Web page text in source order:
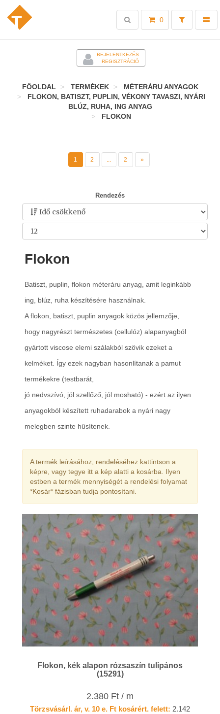
Toggle
0
Toggle
search
BEJELENTKEZÉS
REGISZTRÁCIÓ
FŐOLDAL TERMÉKEK
MÉTERÁRU ANYAGOK
FLOKON, BATISZT, PUPLIN, VÉKONY TAVASZI, NYÁRI
BLÚZ, RUHA, ING ANYAG
FLOKON
1 2 ... 2 »
Rendezés
Flokon
Batiszt, puplin, flokon méteráru anyag, amit leginkább
ing, blúz, ruha készítésére használnak.
A flokon, batiszt, puplin anyagok közös jellemzője,
hogy nagyrészt természetes (cellulóz) alapanyagból
gyártott viscose elemi szálakból szövik ezeket a
kelméket. Így ezek nagyban hasonlítanak a pamut
termékekre (testbarát,
jó nedvszívó, jól szellőző, jól mosható) - ezért az ilyen
anyagokból készített ruhadarabok a nyári nagy
melegben szinte hűsítenek.
A termék leírásához, rendeléséhez kattintson a
képre, vagy tegye itt a kép alatti a kosárba. Ilyen
estben a termék mennyiségét a rendelési folyamat
*Kosár* fázisban tudja pontosítani.
Flokon, kék alapon rózsaszín tulipános
(15291)
2.380 Ft / m
Törzsvásárl. ár, v. 10 e. Ft kosárért. felett: 2.142